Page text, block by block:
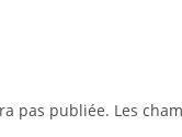
pas publiée. Les